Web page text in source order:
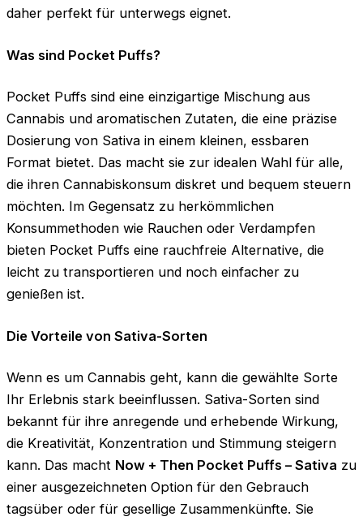
daher perfekt für unterwegs eignet.
Was sind Pocket Puffs?
Pocket Puffs sind eine einzigartige Mischung aus
Cannabis und aromatischen Zutaten, die eine präzise
Dosierung von Sativa in einem kleinen, essbaren
Format bietet. Das macht sie zur idealen Wahl für alle,
die ihren Cannabiskonsum diskret und bequem steuern
möchten. Im Gegensatz zu herkömmlichen
Konsummethoden wie Rauchen oder Verdampfen
bieten Pocket Puffs eine rauchfreie Alternative, die
leicht zu transportieren und noch einfacher zu
genießen ist.
Die Vorteile von Sativa-Sorten
Wenn es um Cannabis geht, kann die gewählte Sorte
Ihr Erlebnis stark beeinflussen. Sativa-Sorten sind
bekannt für ihre anregende und erhebende Wirkung,
die Kreativität, Konzentration und Stimmung steigern
kann. Das macht Now + Then Pocket Puffs – Sativa zu
einer ausgezeichneten Option für den Gebrauch
tagsüber oder für gesellige Zusammenkünfte. Sie